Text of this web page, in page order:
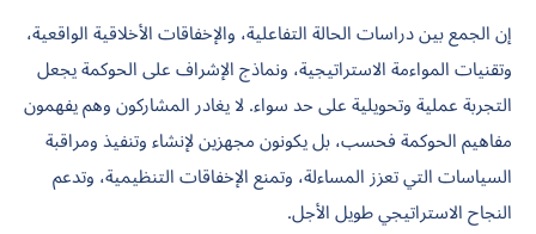
إن الجمع بين دراسات الحالة التفاعلية، والإخفاقات الأخلاقية الواقعية،
وتقنيات المواءمة الاستراتيجية، ونماذج الإشراف على الحوكمة يجعل
التجربة عملية وتحويلية على حد سواء. لا يغادر المشاركون وهم يفهمون
مفاهيم الحوكمة فحسب، بل يكونون مجهزين لإنشاء وتنفيذ ومراقبة
السياسات التي تعزز المساءلة، وتمنع الإخفاقات التنظيمية، وتدعم
النجاح الاستراتيجي طويل الأجل.